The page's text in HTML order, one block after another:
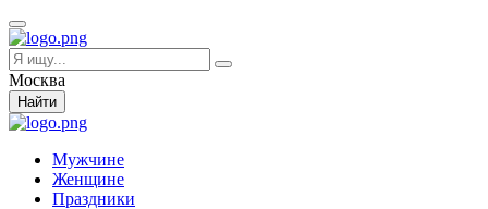
Москва
Найти
Мужчине
Женщине
Праздники